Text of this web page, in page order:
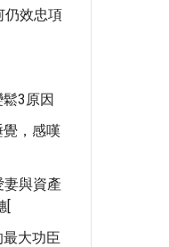
仍效忠項
3原因
，感嘆
妻與資產
[
大功臣